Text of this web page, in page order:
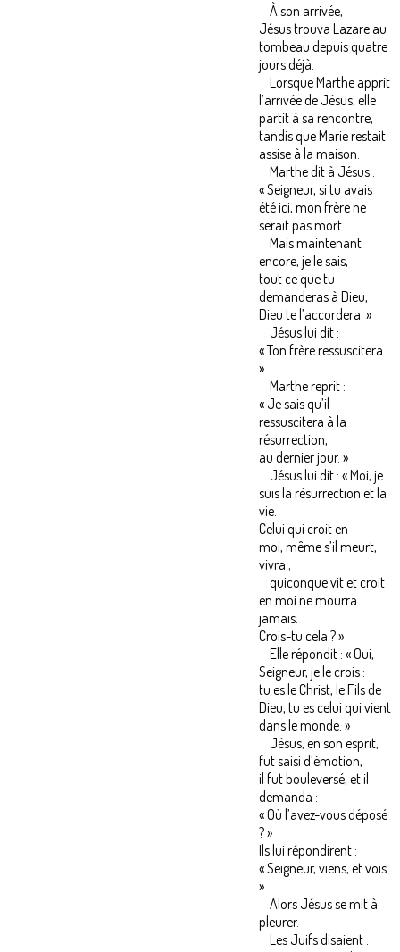
À son arrivée,
Jésus trouva Lazare au
tombeau depuis quatre
jours déjà.
Lorsque Marthe apprit
l’arrivée de Jésus, elle
partit à sa rencontre,
tandis que Marie restait
assise à la maison.
Marthe dit à Jésus :
« Seigneur, si tu avais
été ici, mon frère ne
serait pas mort.
Mais maintenant
encore, je le sais,
tout ce que tu
demanderas à Dieu,
Dieu te l’accordera. »
Jésus lui dit :
« Ton frère ressuscitera.
»
Marthe reprit :
« Je sais qu’il
ressuscitera à la
résurrection,
au dernier jour. »
Jésus lui dit : « Moi, je
suis la résurrection et la
vie.
Celui qui croit en
moi, même s’il meurt,
vivra ;
quiconque vit et croit
en moi ne mourra
jamais.
Crois-tu cela ? »
Elle répondit : « Oui,
Seigneur, je le crois :
tu es le Christ, le Fils de
Dieu, tu es celui qui vient
dans le monde. »
Jésus, en son esprit,
fut saisi d’émotion,
il fut bouleversé, et il
demanda :
« Où l’avez-vous déposé
? »
Ils lui répondirent :
« Seigneur, viens, et vois.
»
Alors Jésus se mit à
pleurer.
Les Juifs disaient :